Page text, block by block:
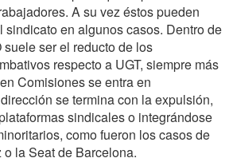
A su vez éstos pueden
sindicato en algunos casos. Dentro de
ser el reducto de los
respecto a UGT, siempre más
Comisiones se entra en
se termina con la expulsión,
sindicales o integrándose
como fueron los casos de
la Seat de Barcelona.